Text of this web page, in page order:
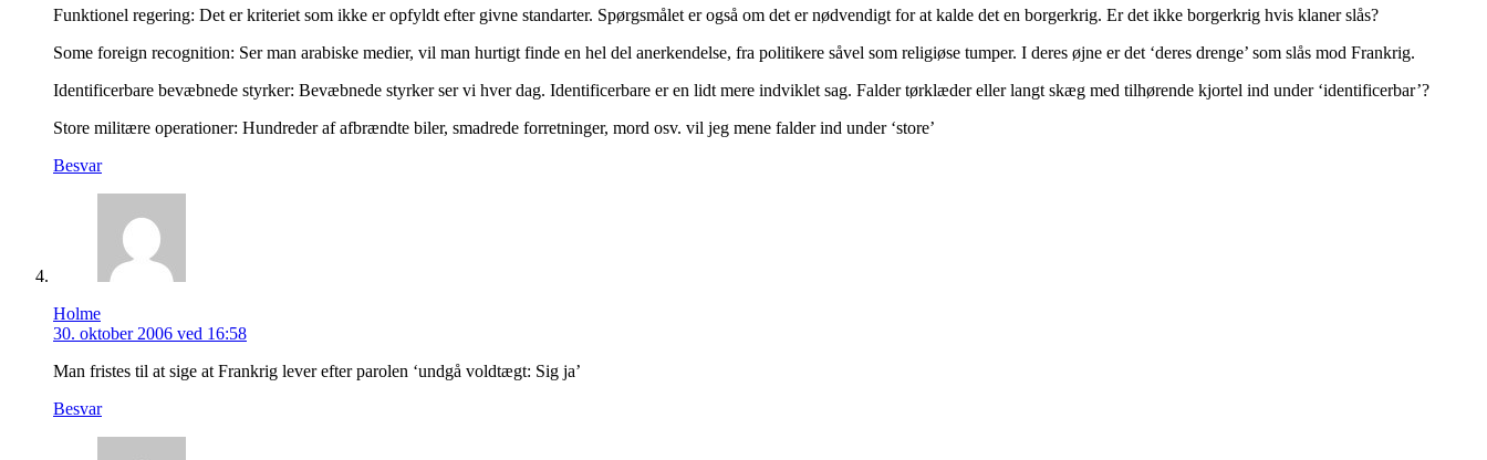
Funktionel regering: Det er kriteriet som ikke er opfyldt efter givne standarter. Spørgsmålet er også om det er nødvendigt for at kalde det en borgerkrig. Er det ikke borgerkrig hvis klaner slås?
Some foreign recognition: Ser man arabiske medier, vil man hurtigt finde en hel del anerkendelse, fra politikere såvel som religiøse tumper. I deres øjne er det ‘deres drenge’ som slås mod Frankrig.
Identificerbare bevæbnede styrker: Bevæbnede styrker ser vi hver dag. Identificerbare er en lidt mere indviklet sag. Falder tørklæder eller langt skæg med tilhørende kjortel ind under ‘identificerbar’?
Store militære operationer: Hundreder af afbrændte biler, smadrede forretninger, mord osv. vil jeg mene falder ind under ‘store’
Besvar
Holme
30. oktober 2006 ved 16:58
Man fristes til at sige at Frankrig lever efter parolen ‘undgå voldtægt: Sig ja’
Besvar